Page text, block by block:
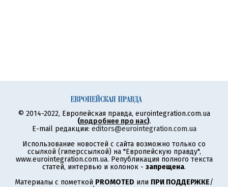
© 2014-2022, Европейская правда, eurointegration.com.ua
(подробнее про нас).
E-mail редакции: editors@eurointegration.com.ua
Использование новостей с сайта возможно только со
ссылкой (гиперссылкой) на "Европейскую правду",
www.eurointegration.com.ua. Републикация полного текста
статей, интервью и колонок - запрещена.
Материалы с пометкой PROMOTED или ПРИ ПОДДЕРЖКЕ/